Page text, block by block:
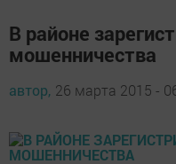
В районе
мошенничества
автор, 26 марта 2015 -